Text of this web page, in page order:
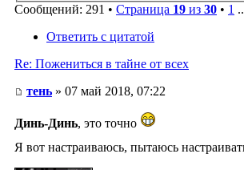
Сообщений: 291 • Страница 19 из 30 • 1
Ответить с цитатой
Re: Пожениться в тайне от всех
тень » 07 май 2018, 07:22
Динь-Динь, это точно
Я вот настраиваюсь, пытаюсь